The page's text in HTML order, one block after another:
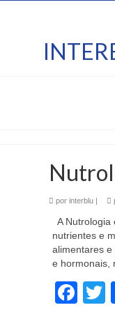
por interblu|
A Nutrologia
nutrientes e
alimentares
e hormonais,